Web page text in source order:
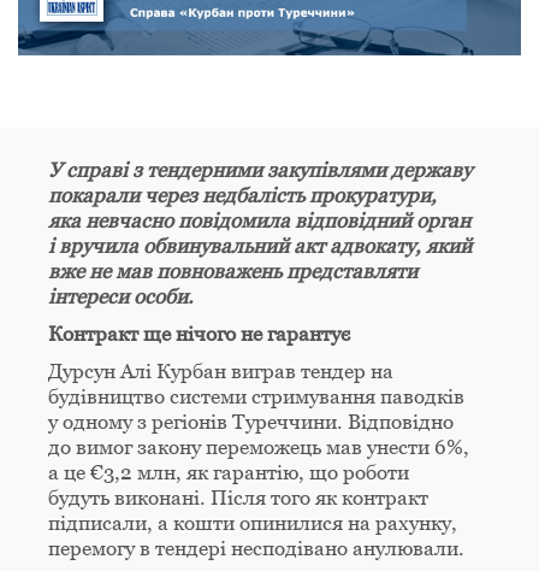
У справі з тендерними закупівлями державу
покарали через недбалість прокуратури,
яка невчасно повідомила відповідний орган
і вручила обвинувальний акт адвокату, який
вже не мав повноважень представляти
інтереси особи.
Контракт ще нічого не гарантує
Дурсун Алі Курбан виграв тендер на
будівництво системи стримування паводків
у одному з регіонів Туреччини. Відповідно
до вимог закону переможець мав унести 6%,
а це €3,2 млн, як гарантію, що роботи
будуть виконані. Після того як контракт
підписали, а кошти опинилися на рахунку,
перемогу в тендері несподівано анулювали.